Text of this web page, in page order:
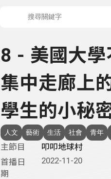
8 - 美國大
集中走廊上
學生的小秘
人文 藝術 生活 社會 青年
主節目
叩叩地球村
首播日
期
2022-11-20